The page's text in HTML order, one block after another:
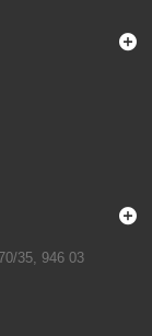
35, 946 03